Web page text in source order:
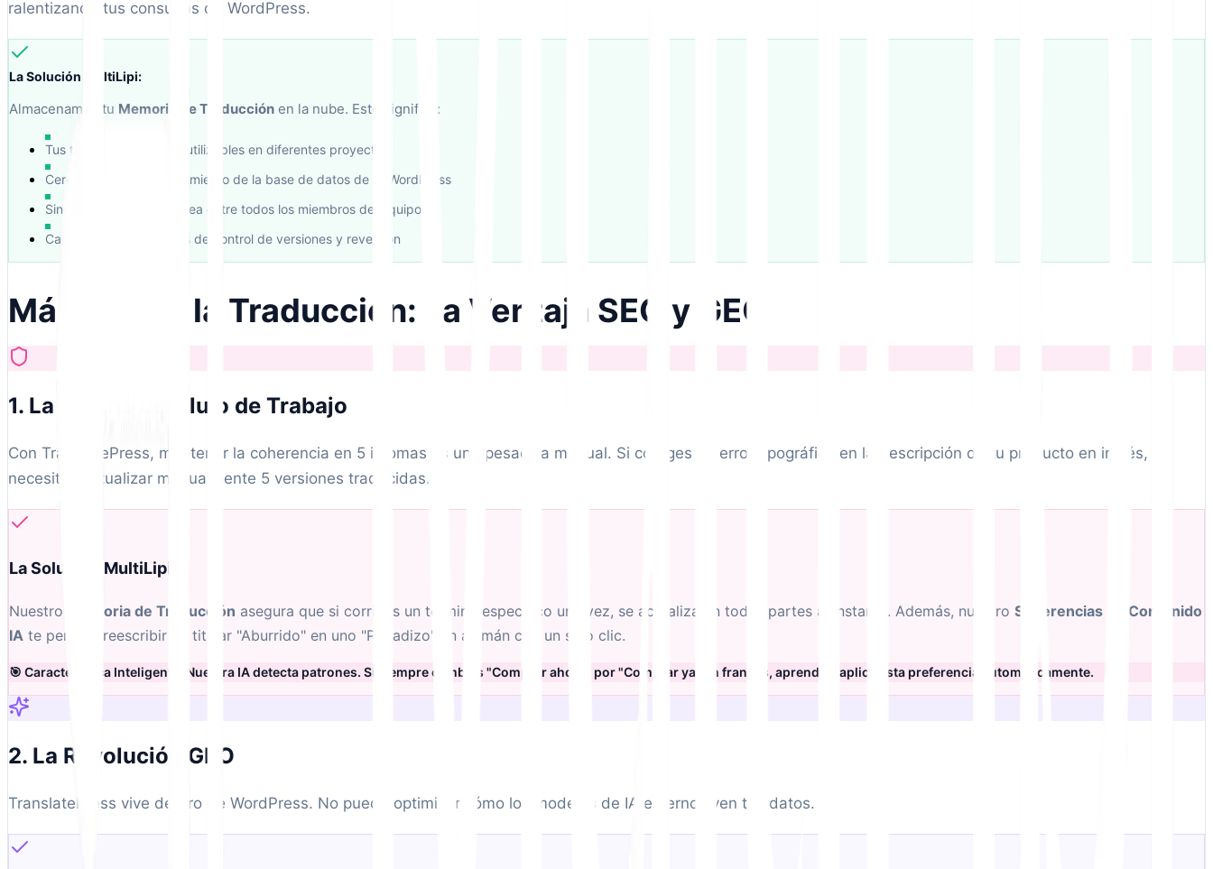
ralentizando tus consultas de WordPress.
La Solución MultiLipi:
Almacenamos tu Memoria de Traducción en la nube. Esto significa:
Tus traducciones son reutilizables en diferentes proyectos
Cero impacto en el rendimiento de la base de datos de tu WordPress
Sincronización instantánea entre todos los miembros del equipo
Capacidades integradas de control de versiones y reversión
Más allá de la Traducción: La Ventaja SEO y GEO
1. La Brecha del Flujo de Trabajo
Con TranslatePress, mantener la coherencia en 5 idiomas es una pesadilla manual. Si corriges un error tipográfico en la descripción de tu producto en inglés,
necesitas actualizar manualmente 5 versiones traducidas.
La Solución MultiLipi:
Nuestro Memoria de Traducción asegura que si corriges un término específico una vez, se actualiza en todas partes al instante. Además, nuestro Sugerencias de Contenido
IA te permite reescribir un titular "Aburrido" en uno "Pegadizo" en alemán con un solo clic.
🎯 Característica Inteligente: Nuestra IA detecta patrones. Si siempre cambias "Comprar ahora" por "Comprar ya" en francés, aprende y aplica esta preferencia automáticamente.
2. La Revolución GEO
TranslatePress vive dentro de WordPress. No puede optimizar cómo los modelos de IA externos ven tus datos.